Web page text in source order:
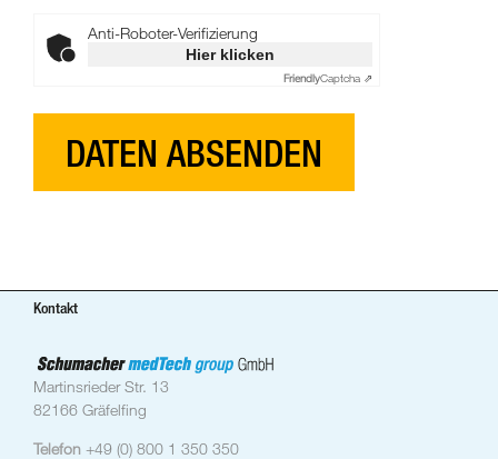
Anti-Roboter-Verifizierung
Hier klicken
FriendlyCaptcha ⇗
Kontakt
Martinsrieder Str. 13
82166 Gräfelfing
Telefon +49 (0) 800 1 350 350